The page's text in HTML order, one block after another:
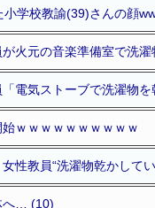
小学校教諭(39)さんの顔
火元の音楽準備室で洗
電気ストーブで洗濯物
ｗｗｗｗｗｗｗｗｗｗ
性教員“洗濯物乾かして
へ… (10)